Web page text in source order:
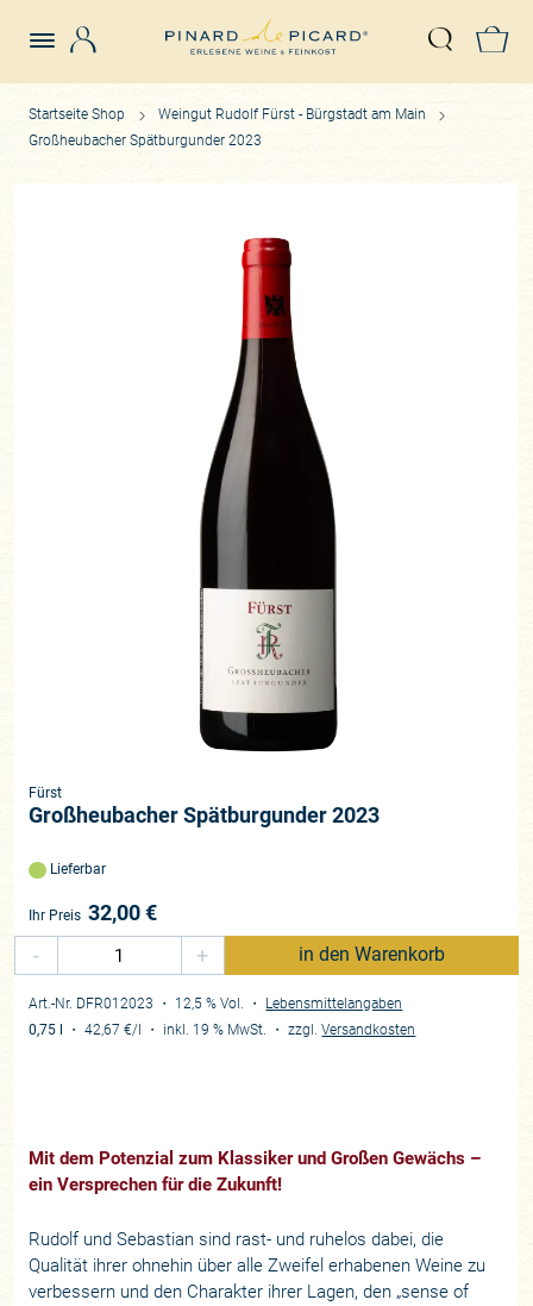
Suche
Startseite Shop
Weingut Rudolf Fürst - Bürgstadt am Main
Großheubacher Spätburgunder 2023
Fürst
Großheubacher Spätburgunder 2023
Lieferbar
Ihr Preis 32,00€
-
+ in den Warenkorb
Art.-Nr. DFR012023 ・ 12,5 % Vol. ・ Lebensmittelangaben
0,75 l
・42,67 €/l ・ inkl. 19 % MwSt. ・zzgl.Versandkosten
Mit dem Potenzial zum Klassiker und Großen Gewächs –
ein Versprechen für die Zukunft!
Rudolf und Sebastian sind rast- und ruhelos dabei, die
Qualität ihrer ohnehin über alle Zweifel erhabenen Weine zu
verbessern und den Charakter ihrer Lagen, den „sense of